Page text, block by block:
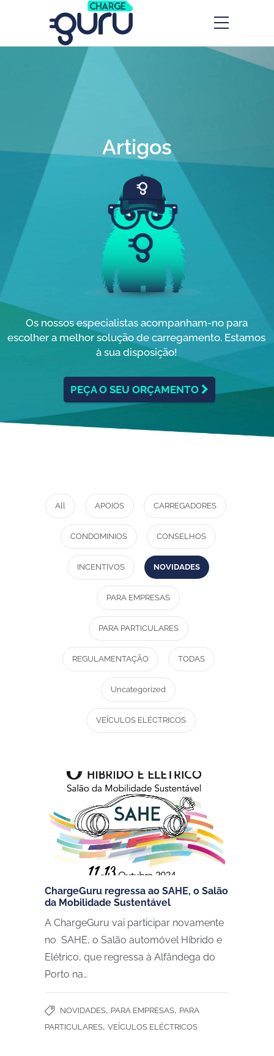
Artigos
Os nossos especialistas acompanham-no para
escolher a melhor solução de carregamento. Estamos
à sua disposição!
PEÇA O SEU ORÇAMENTO
All APOIOS CARREGADORES
CONDOMINIOS CONSELHOS
INCENTIVOS NOVIDADES
PARA EMPRESAS
PARA PARTICULARES
REGULAMENTAÇÃO TODAS
Uncategorized
VEÍCULOS ELÉCTRICOS
ChargeGuru regressa ao SAHE, o Salão
da Mobilidade Sustentável
A ChargeGuru vai participar novamente
no SAHE, o Salão automóvel Híbrido e
Elétrico, que regressa à Alfândega do
Porto na…
NOVIDADES, PARA EMPRESAS, PARA
PARTICULARES, VEÍCULOS ELÉCTRICOS